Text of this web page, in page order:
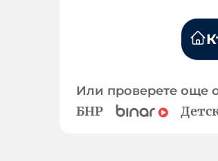
Или проверете още
БНР